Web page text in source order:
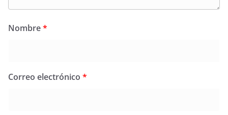
Nombre*
Correo electrónico *